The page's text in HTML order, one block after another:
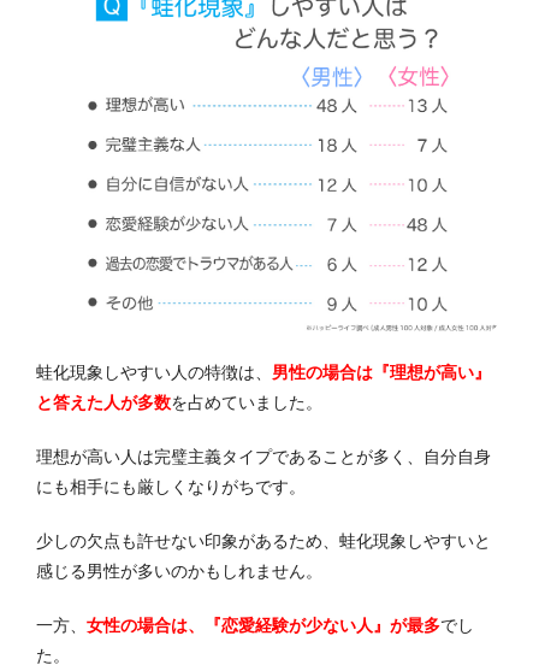
蛙化現象しやすい人の特徴は、 男性の場合は『理想が高い』
と答えた人が多数を占めていました。
理想が高い人は完璧主義タイプであることが多く、自分自身
にも相手にも厳しくなりがちです。
少しの欠点も許せない印象があるため、蛙化現象しやすいと
感じる男性が多いのかもしれません。
一方、 女性の場合は、『恋愛経験が少ない人』が最多でし
た。